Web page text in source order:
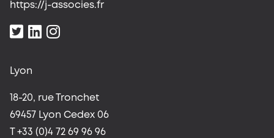
https://j-associes.fr
Lyon
18-20, rue Tronchet
69457 Lyon Cedex 06
T +33 (0)4 72 69 96 96